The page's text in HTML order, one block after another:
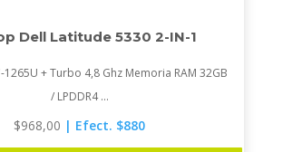
Dell Latitude 5330 2-IN-1
+ Turbo 4,8 Ghz Memoria RAM 32GB
/ LPDDR4 ...
$968,00 | Efect. $880